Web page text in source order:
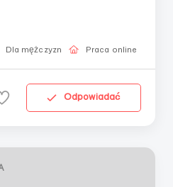
informacyjnych
Warunki pracy:- pr...
Dla mężczyzn Praca online
Odpowiadać